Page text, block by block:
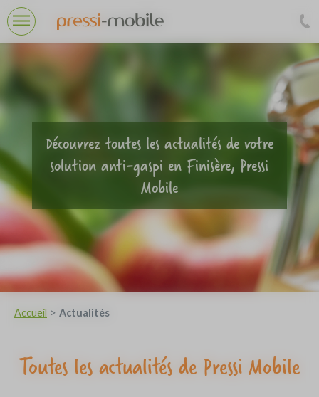
Découvrez toutes les actualités de votre
solution anti-gaspi en Finisère, Pressi
Mobile
Accueil Actualités
Toutes les actualités de Pressi Mobile
Panneau de gestion des cookies